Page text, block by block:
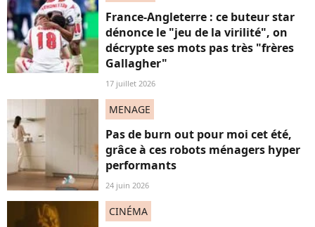
France-Angleterre : ce buteur star
dénonce le "jeu de la virilité", on
décrypte ses mots pas très "frères
Gallagher"
17 juillet 2026
MENAGE
Pas de burn out pour moi cet été,
grâce à ces robots ménagers hyper
performants
24 juin 2026
CINÉMA